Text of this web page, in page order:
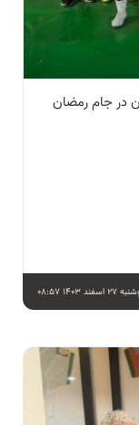
در جام رمضان
اسفند 1403 08:57